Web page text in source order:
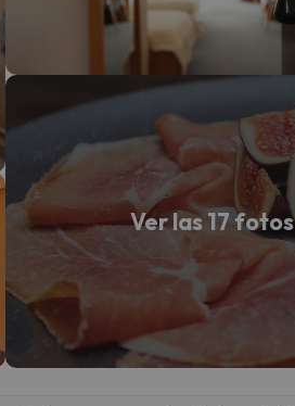
Ver las 17 fotos